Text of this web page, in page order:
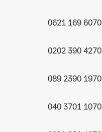
0621 169 6070
0202 390 4270
089 2390 1970
040 3701 1070